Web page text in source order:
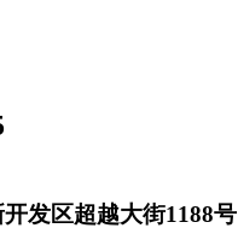
发区超越大街1188号